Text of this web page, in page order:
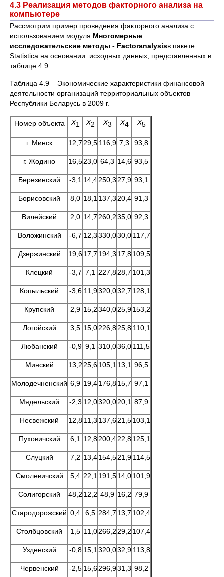
4.3 Реализация методов факторного анализа на
компьютере
Рассмотрим пример проведения факторного анализа с
использованием модуля Многомерные
исследовательские методы - Factoranalysisв пакете
Statistica на основании исходных данных, представленных в
таблице 4.9.
Таблица 4.9 – Экономические характеристики финансовой
деятельности организаций территориальных объектов
Республики Беларусь в 2009 г.
Номер объекта Х1 Х2 Х3 Х4 Х5
г. Минск 12,7 29,5 116,9 7,3 93,8
г. Жодино 16,523,0 64,3 14,6 93,5
Березинский -3,1 14,4250,3 27,9 93,1
Борисовский 8,0 18,1 137,3 20,4 91,3
Вилейский 2,0 14,7 260,235,0 92,3
Воложинский -6,7 12,3330,030,0 117,7
Дзержинский 19,617,7 194,3 17,8109,5
Клецкий -3,7 7,1 227,828,7 101,3
Копыльский -3,6 11,9320,032,7 128,1
Крупский 2,9 15,2340,025,9153,2
Логойский 3,5 15,0226,825,8 110,1
Любанский -0,9 9,1 310,036,0 111,5
Минский 13,2 25,6105,1 13,1 96,5
Молодечненский 6,9 19,4176,815,7 97,1
Мядельский -2,3 12,0320,020,1 87,9
Несвежский 12,8 11,3 137,621,5103,1
Пуховичский 6,1 12,8200,422,8125,1
Слуцкий 7,2 13,4154,521,9 114,5
Смолевичский 5,4 22,1 191,514,0101,9
Солигорский 48,2 12,2 48,9 16,2 79,9
Стародорожский 0,4 6,5 284,7 13,7 102,4
Столбцовский 1,5 11,0 266,2 29,2 107,4
Узденский -0,8 15,1 320,032,9 113,8
Червенский -2,5 15,6296,931,3 98,2